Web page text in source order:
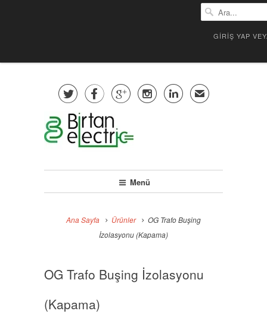
GIRIŞ YAP
     ✉
Menü
Ana Sayfa Ürünler
OG Trafo Buşing
İzolasyonu (Kapama)
OG Trafo Buşing İzolasyonu
(Kapama)